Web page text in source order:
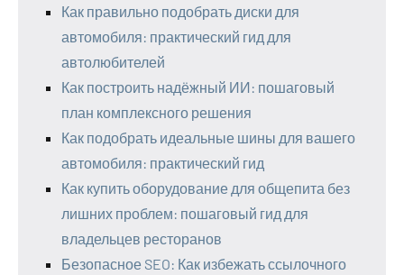
Как правильно подобрать диски для
автомобиля: практический гид для
автолюбителей
Как построить надёжный ИИ: пошаговый
план комплексного решения
Как подобрать идеальные шины для вашего
автомобиля: практический гид
Как купить оборудование для общепита без
лишних проблем: пошаговый гид для
владельцев ресторанов
Безопасное SEO: Как избежать ссылочного